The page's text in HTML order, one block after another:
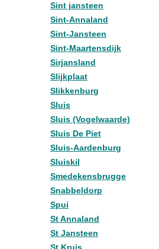
Sint jansteen
Sint-Annaland
Sint-Jansteen
Sint-Maartensdijk
Sirjansland
Slijkplaat
Slikkenburg
Sluis
Sluis (Vogelwaarde)
Sluis De Piet
Sluis-Aardenburg
Sluiskil
Smedekensbrugge
Snabbeldorp
Spui
St Annaland
St Jansteen